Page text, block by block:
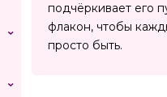
подчёркивает его
флакон, чтобы
просто быть.